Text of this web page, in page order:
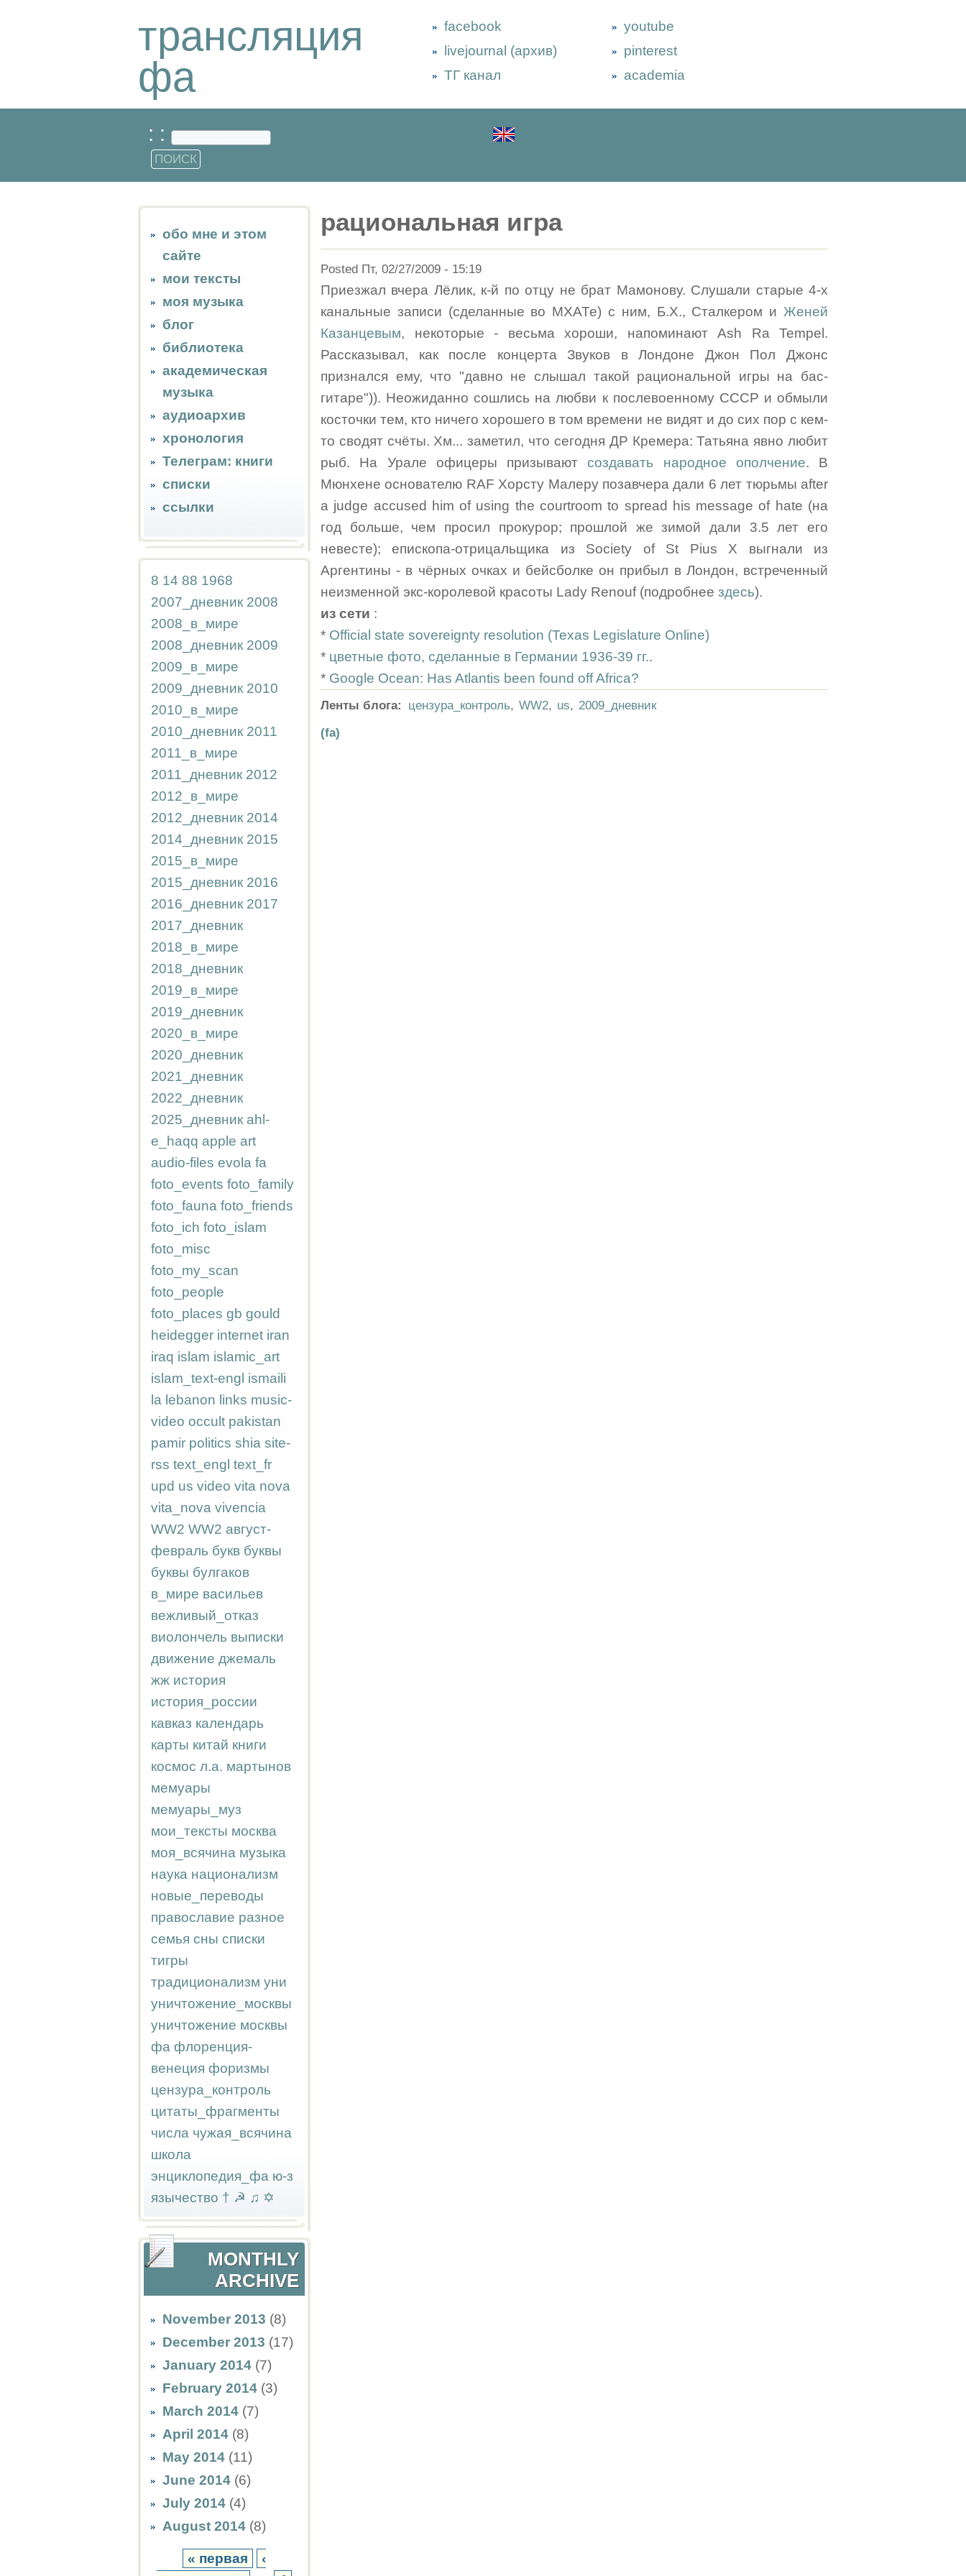
трансляция
фа
facebook
livejournal (архив)
ТГ канал
youtube
pinterest
academia
: :
обо мне и этом
сайте
мои тексты
моя музыка
блог
библиотека
академическая
музыка
аудиоархив
хронология
Телеграм: книги
списки
ссылки
8 14 88 1968
2007_дневник 2008
2008_в_мире
2008_дневник 2009
2009_в_мире
2009_дневник 2010
2010_в_мире
2010_дневник 2011
2011_в_мире
2011_дневник 2012
2012_в_мире
2012_дневник 2014
2014_дневник 2015
2015_в_мире
2015_дневник 2016
2016_дневник 2017
2017_дневник
2018_в_мире
2018_дневник
2019_в_мире
2019_дневник
2020_в_мире
2020_дневник
2021_дневник
2022_дневник
2025_дневник ahl-
e_haqq apple art
audio-files evola fa
foto_events foto_family
foto_fauna foto_friends
foto_ich foto_islam
foto_misc
foto_my_scan
foto_people
foto_places gb gould
heidegger internet iran
iraq islam islamic_art
islam_text-engl ismaili
la lebanon links music-
video occult pakistan
pamir politics shia site-
rss text_engl text_fr
upd us video vita nova
vita_nova vivencia
WW2 WW2 август-
февраль букв буквы
буквы булгаков
в_мире васильев
вежливый_отказ
виолончель выписки
движение джемаль
жж история
история_россии
кавказ календарь
карты китай книги
космос л.а. мартынов
мемуары
мемуары_муз
мои_тексты москва
моя_всячина музыка
наука национализм
новые_переводы
православие разное
семья сны списки
тигры
традиционализм уни
уничтожение_москвы
уничтожение москвы
фа флоренция-
венеция форизмы
цензура_контроль
цитаты_фрагменты
числа чужая_всячина
школа
энциклопедия_фа ю-з
язычество † ☭ ♫ ✡
MONTHLY
ARCHIVE
November 2013 (8)
December 2013 (17)
January 2014 (7)
February 2014 (3)
March 2014 (7)
April 2014 (8)
May 2014 (11)
June 2014 (6)
July 2014 (4)
August 2014 (8)
« первая
‹
рациональная игра
Posted Пт, 02/27/2009 - 15:19
Приезжал вчера Лёлик, к-й по отцу не брат Мамонову. Слушали старые 4-х
канальные записи (сделанные во МХАТе) с ним, Б.Х., Сталкером и Женей
Казанцевым, некоторые - весьма хороши, напоминают Ash Ra Tempel.
Рассказывал, как после концерта Звуков в Лондоне Джон Пол Джонс
признался ему, что "давно не слышал такой рациональной игры на бас-
гитаре")). Неожиданно сошлись на любви к послевоенному СССР и обмыли
косточки тем, кто ничего хорошего в том времени не видят и до сих пор с кем-
то сводят счёты. Хм... заметил, что сегодня ДР Кремера: Татьяна явно любит
рыб. На Урале офицеры призываютсоздавать народное ополчение. В
Мюнхене основателю RAF Хорсту Малеру позавчера дали 6 лет тюрьмы after
a judge accused him of using the courtroom to spread his message of hate (на
год больше, чем просил прокурор; прошлой же зимой дали 3.5 лет его
невесте); епископа-отрицальщика из Society of St Pius X выгнали из
Аргентины - в чёрных очках и бейсболке он прибыл в Лондон, встреченный
неизменной экс-королевой красоты Lady Renouf (подробнее здесь).
из сети :
* Official state sovereignty resolution (Texas Legislature Online)
* цветные фото, сделанные в Германии 1936-39 гг..
* Google Ocean: Has Atlantis been found off Africa?
Ленты блога: цензура_контроль, WW2, us, 2009_дневник
(fa)